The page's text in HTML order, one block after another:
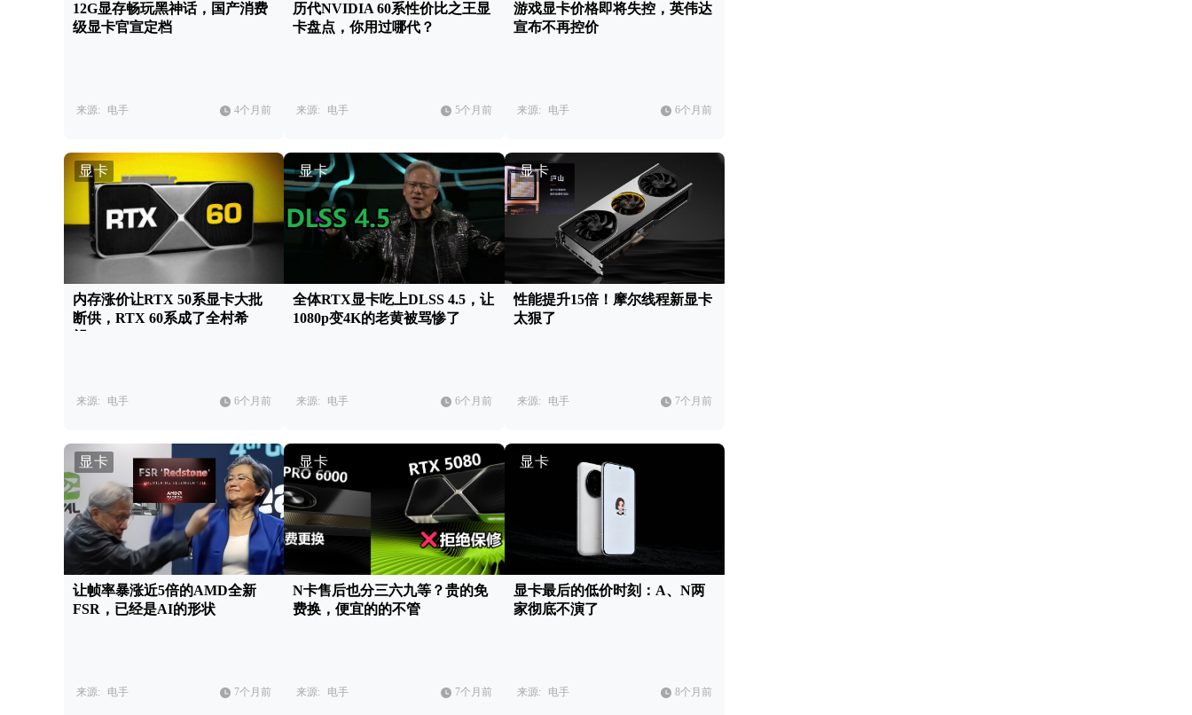
12G显存畅玩黑神话，国产消费
级显卡官宣定档
来源: 电手 4个月前
历代NVIDIA 60系性价比之王显
卡盘点，你用过哪代？
来源: 电手 5个月前
游戏显卡价格即将失控，英伟达
宣布不再控价
来源: 电手 6个月前
显卡
内存涨价让RTX 50系显卡大批
断供，RTX 60系成了全村希
来源: 电手 6个月前
显卡
全体RTX显卡吃上DLSS 4.5，让
1080p变4K的老黄被骂惨了
来源: 电手 6个月前
显卡
性能提升15倍！摩尔线程新显卡
太狠了
来源: 电手 7个月前
显卡
让帧率暴涨近5倍的AMD全新
FSR，已经是AI的形状
来源: 电手 7个月前
显卡
N卡售后也分三六九等？贵的免
费换，便宜的的不管
来源: 电手 7个月前
显卡
显卡最后的低价时刻：A、N两
家彻底不演了
来源: 电手 8个月前